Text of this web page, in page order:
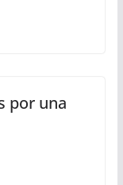
por una